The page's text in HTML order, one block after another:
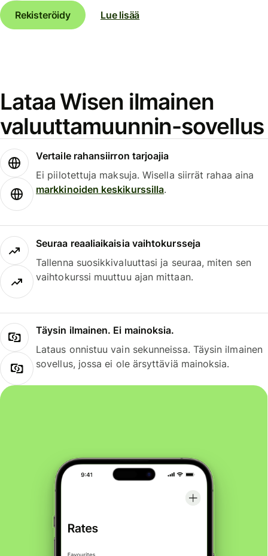
Rekisteröidy
Lue lisää
Lataa Wisen ilmainen
valuuttamuunnin-sovellus
Vertaile rahansiirron tarjoajia
Ei piilotettuja maksuja. Wisella siirrät rahaa aina
markkinoiden keskikurssilla.
Seuraa reaaliaikaisia vaihtokursseja
Tallenna suosikkivaluuttasi ja seuraa, miten sen
vaihtokurssi muuttuu ajan mittaan.
Täysin ilmainen. Ei mainoksia.
Lataus onnistuu vain sekunneissa. Täysin ilmainen
sovellus, jossa ei ole ärsyttäviä mainoksia.